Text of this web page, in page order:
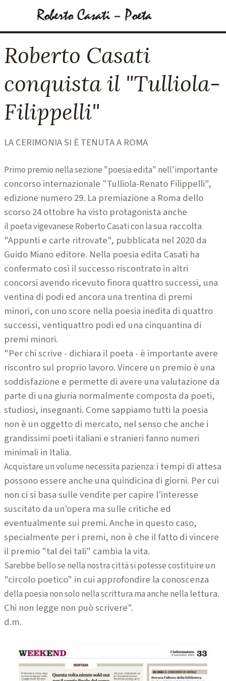
Salta menù
Roberto Casati
conquista il "Tulliola-
Filippelli"
LA CERIMONIA SI È TENUTA A ROMA
Primo premio nella sezione "poesia edita" nell'importante
concorso internazionale "Tulliola-Renato Filippelli",
edizione numero 29. La premiazione a Roma dello
scorso 24 ottobre ha visto protagonista anche
il poeta vigevanese Roberto Casati con lasua raccolta
"Appunti e carte ritrovate", pubblicata nel2020 da
Guido Miano editore. Nella poesia edita Casati ha
confermato così il successo riscontrato in altri
concorsi avendo ricevuto finora quattro successi, una
ventina di podi ed ancora una trentina di premi
minori, con uno score nella poesia inedita di quattro
successi, ventiquattro podi ed una cinquantina di
premi minori.
"Per chi scrive - dichiara il poeta - è importante avere
riscontro sul proprio lavoro. Vincere un premio è una
soddisfazione e permette di avere una valutazione da
parte di una giuria normalmente composta da poeti,
studiosi, insegnanti. Come sappiamo tutti la poesia
non è un oggetto di mercato, nel senso che anche i
grandissimi poeti italiani estranieri fanno numeri
minimali in Italia.
Acquistare un volume necessita pazienza: i tempi di attesa
possono essere anche una quindicina di giorni. Per cui
non ci si basa sulle vendite per capire l'interesse
suscitato da un'opera ma sulle critiche ed
eventualmente sui premi. Anche in questocaso,
specialmente per i premi, non è che il fatto di vincere
il premio "tal dei tali" cambia la vita.
Sarebbe bello se nella nostra città si potesse costituire un
"circolo poetico" in cui approfondire la conoscenza
della poesia non solo nella scrittura ma anche nella lettura.
Chi non legge non può scrivere".
d.m.